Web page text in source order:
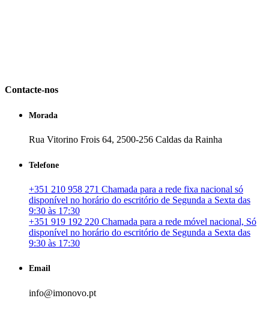
Contacte-nos
Morada
Rua Vitorino Frois 64, 2500-256 Caldas da Rainha
Telefone
+351 210 958 271 Chamada para a rede fixa nacional só
disponível no horário do escritório de Segunda a Sexta das
9:30 às 17:30
+351 919 192 220 Chamada para a rede móvel nacional, Só
disponível no horário do escritório de Segunda a Sexta das
9:30 às 17:30
Email
info@imonovo.pt